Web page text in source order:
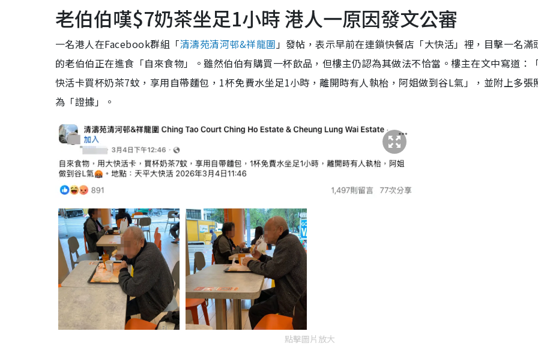
老伯伯嘆$7奶茶坐足1小時 港人一原因發文公審
一名港人在Facebook群組「清濤苑清河邨&祥龍圍」發帖，表示早前在連鎖快餐店「大快活」裡，目擊一名滿
的老伯伯正在進食「自來食物」。雖然伯伯有購買一杯飲品，但樓主仍認為其做法不恰當。樓主在文中寫道：
快活卡買杯奶茶7蚊，享用自帶麵包，1杯免費水坐足1小時，離開時有人執枱，阿姐做到谷L氣」，並附上多張
為「證據」。
點擊圖片放大